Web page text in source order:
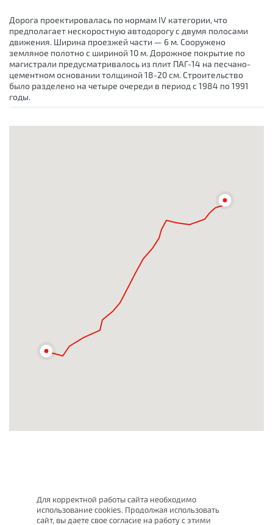
Дорога проектировалась по нормам IV категории, что
предполагает нескоростную автодорогу с двумя полосами
движения. Ширина проезжей части — 6 м. Сооружено
земляное полотно с шириной 10 м. Дорожное покрытие по
магистрали предусматривалось из плит ПАГ-14 на песчано-
цементном основании толщиной 18-20 см. Строительство
было разделено на четыре очереди в период с 1984 по 1991
годы.
Для корректной работы сайта необходимо
использование cookies. Продолжая использовать
сайт, вы даете свое согласие на работу с этими